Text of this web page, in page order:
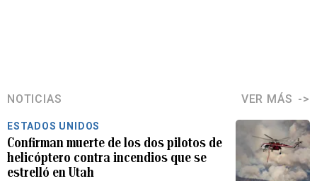
NOTICIAS VER MÁS
ESTADOS UNIDOS
Confirman muerte de los dos pilotos de
helicóptero contra incendios que se
estrelló en Utah